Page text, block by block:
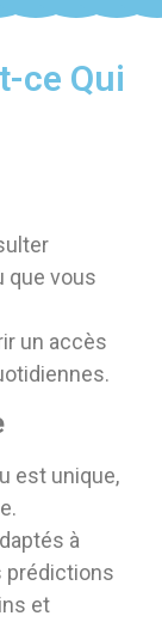
ce Qui
que vous
un accès
est unique,
à
prédictions
et